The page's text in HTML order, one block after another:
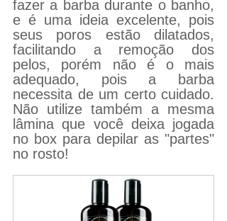
fazer a barba durante o banho,
e é uma ideia excelente, pois
seus poros estão dilatados,
facilitando a remoção dos
pelos, porém não é o mais
adequado, pois a barba
necessita de um certo cuidado.
Não utilize também a mesma
lâmina que você deixa jogada
no box para depilar as "partes"
no rosto!